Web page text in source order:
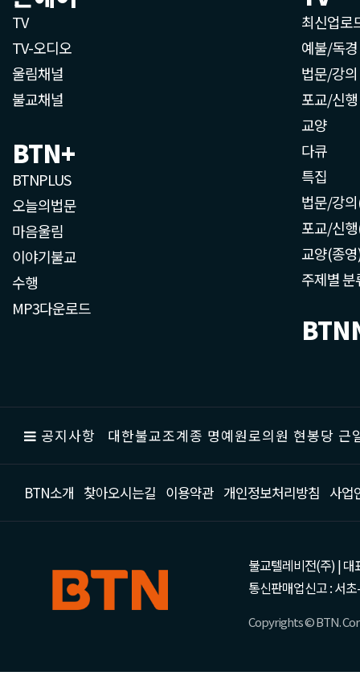
TV
TV-오디오
울림채널
불교채널
BTN+
BTNPLUS
오늘의법문
마음울림
이야기불교
수행
MP3다운로드
최신업로
예불/독경
법문/강의
포교/신행
교양
다큐
특집
법문/강
포교/신
교양(종
주제별 분
공지사항 대한불교조계종 명예원로의원 현봉당
BTN소개 찾아오시는길 이용약관 개인정보처리방침 사업
불교텔레비전(주) | 대
통신판매업신고 : 서
Copyrights © BTN.